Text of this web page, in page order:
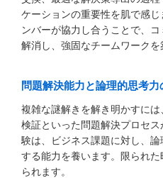
ケーションの重要性を肌で感
ンバーが協力し合うことで、
解消し、強固なチームワークを
問題解決能力と論理的思考力
複雑な謎解きを解き明かすに
検証といった問題解決プロセ
験は、ビジネス課題に対し、
する能力を養います。限られ
られます。